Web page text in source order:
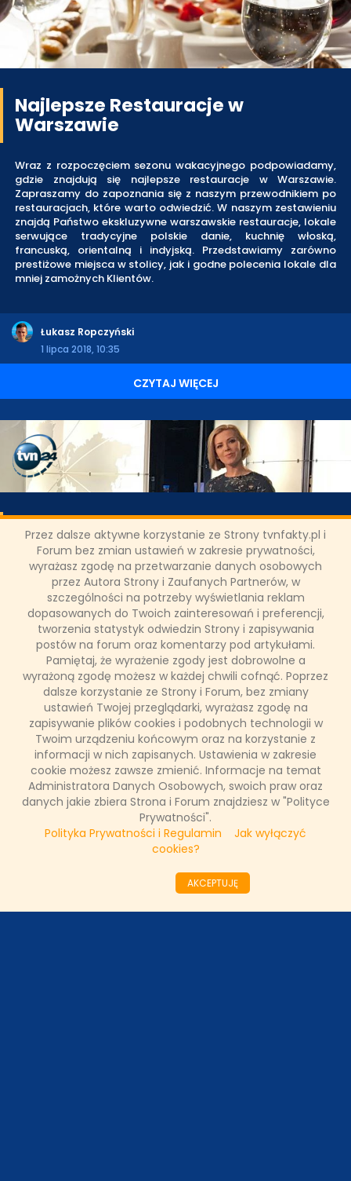
Przez dalsze aktywne korzystanie ze Strony tvnfakty.pl i
Forum bez zmian ustawień w zakresie prywatności,
wyrażasz zgodę na przetwarzanie danych osobowych
przez Autora Strony i Zaufanych Partnerów, w
szczególności na potrzeby wyświetlania reklam
dopasowanych do Twoich zainteresowań i preferencji,
tworzenia statystyk odwiedzin Strony i zapisywania
postów na forum oraz komentarzy pod artykułami.
Pamiętaj, że wyrażenie zgody jest dobrowolne a
wyrażoną zgodę możesz w każdej chwili cofnąć. Poprzez
dalsze korzystanie ze Strony i Forum, bez zmiany
ustawień Twojej przeglądarki, wyrażasz zgodę na
zapisywanie plików cookies i podobnych technologii w
Twoim urządzeniu końcowym oraz na korzystanie z
informacji w nich zapisanych. Ustawienia w zakresie
cookie możesz zawsze zmienić. Informacje na temat
Administratora Danych Osobowych, swoich praw oraz
danych jakie zbiera Strona i Forum znajdziesz w "Polityce
Prywatności".
Polityka Prywatności i Regulamin
Jak wyłączyć
cookies?
AKCEPTUJĘ
Najlepsze Restauracje w
Warszawie
Wraz z rozpoczęciem sezonu wakacyjnego podpowiadamy,
gdzie znajdują się najlepsze restauracje w Warszawie.
Zapraszamy do zapoznania się z naszym przewodnikiem po
restauracjach, które warto odwiedzić. W naszym zestawieniu
znajdą Państwo ekskluzywne warszawskie restauracje, lokale
serwujące tradycyjne polskie danie, kuchnię włoską,
francuską, orientalną i indyjską. Przedstawiamy zarówno
prestiżowe miejsca w stolicy, jak i godne polecenia lokale dla
mniej zamożnych Klientów.
Łukasz Ropczyński
1 lipca 2018, 10:35
CZYTAJ WIĘCEJ
Joanna Kryńska zamyka swój
fanpage na Facebooku - serwis
tvnfakty.pl dotarł do powodów tej
decyzji
Jedna z najbardziej lubianych dziennikarek TVN24
kilkadziesiąt minut temu ogłosiła, że zamyka swój fanpage na
Facebooku. Joanna Kryńska jest ulubienicą widzów. Na
naszym forum dyskusyjnym od kilku lat ma najdłuższy i
najbardziej aktywny wątek.
Łukasz Ropczyński
18 czerwca 2018, 23:43
(1 komentarz)
CZYTAJ WIĘCEJ